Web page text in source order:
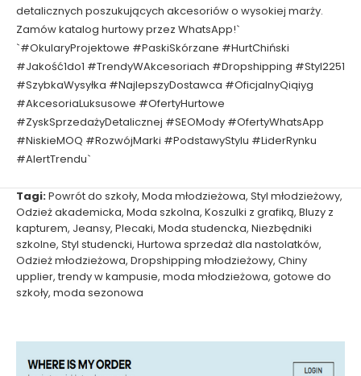
detalicznych poszukujących akcesoriów o wysokiej marży.
Zamów katalog hurtowy przez WhatsApp!`
`#OkularyProjektowe #PaskiSkórzane #HurtChiński
#Jakość1do1 #TrendyWAkcesoriach #Dropshipping #Styl2251
#SzybkaWysyłka #NajlepszyDostawca #OficjalnyQiqiyg
#AkcesoriaLuksusowe #OfertyHurtowe
#ZyskSprzedażyDetalicznej #SEOMody #OfertyWhatsApp
#NiskieMOQ #RozwójMarki #PodstawyStylu #LiderRynku
#AlertTrendu`
Tagi:Powrót do szkoły, Moda młodzieżowa, Styl młodzieżowy,
Odzież akademicka, Moda szkolna, Koszulki z grafiką, Bluzy z
kapturem, Jeansy, Plecaki, Moda studencka, Niezbędniki
szkolne, Styl studencki, Hurtowa sprzedaż dla nastolatków,
Odzież młodzieżowa, Dropshipping młodzieżowy, Chiny
upplier, trendy w kampusie, moda młodzieżowa, gotowe do
szkoły, moda sezonowa